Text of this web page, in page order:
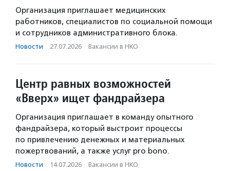
Организация приглашает медицинских
работников, специалистов по социальной помощи
и сотрудников административного блока.
Новости · 27.07.2026 · Вакансии в НКО
Центр равных возможностей
«Вверх» ищет фандрайзера
Организация приглашает в команду опытного
фандрайзера, который выстроит процессы
по привлечению денежных и материальных
пожертвований, а также услуг pro bono.
Новости · 14.07.2026 · Вакансии в НКО